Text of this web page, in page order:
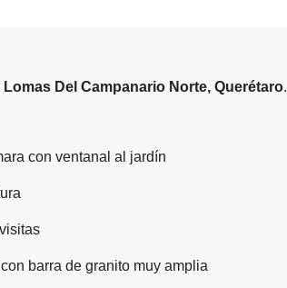
Lomas Del Campanario Norte, Querétaro.
con ventanal al jardín
barra de granito muy amplia